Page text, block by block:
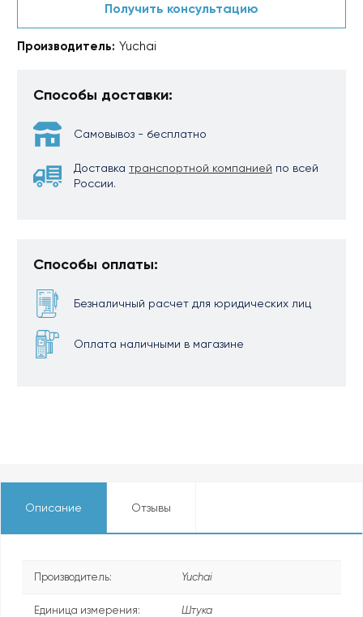
Получить консультацию
Производитель: Yuchai
Способы доставки:
Самовывоз - бесплатно
Доставка транспортной компанией по всей
России.
Способы оплаты:
Безналичный расчет для юридических лиц
Оплата наличными в магазине
Описание Отзывы
Производитель: Yuchai
Единица измерения: Штука